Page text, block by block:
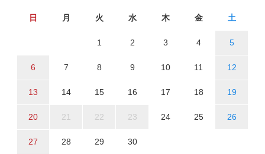
日 月 火 水 木 金 土
1 2 3 4 5
6 7 8 9 10 11 12
13 14 15 16 17 18 19
20 21 22 23 24 25 26
27 28 29 30